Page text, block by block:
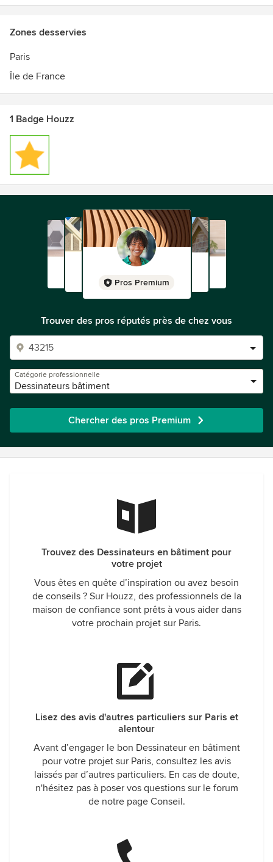
Zones desservies
Paris
Île de France
1 Badge Houzz
Pros Premium
Trouver des pros réputés près de chez vous
Catégorie professionnelle
Dessinateurs bâtiment
Chercher des pros Premium
Trouvez des Dessinateurs en bâtiment pour
votre projet
Vous êtes en quête d’inspiration ou avez besoin
de conseils ? Sur Houzz, des professionnels de la
maison de confiance sont prêts à vous aider dans
votre prochain projet sur Paris.
Lisez des avis d'autres particuliers sur Paris et
alentour
Avant d’engager le bon Dessinateur en bâtiment
pour votre projet sur Paris, consultez les avis
laissés par d’autres particuliers. En cas de doute,
n'hésitez pas à poser vos questions sur le forum
de notre page Conseil.